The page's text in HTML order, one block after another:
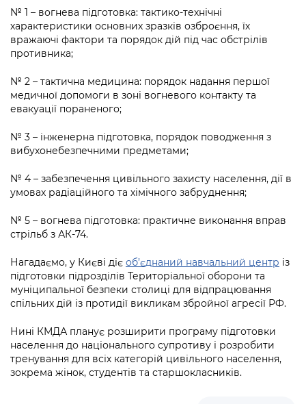
№ 1 – вогнева підготовка: тактико-технічні
характеристики основних зразків озброєння, їх
вражаючі фактори та порядок дій під час обстрілів
противника;
№ 2 – тактична медицина: порядок надання першої
медичної допомоги в зоні вогневого контакту та
евакуації пораненого;
№ 3 – інженерна підготовка, порядок поводження з
вибухонебезпечними предметами;
№ 4 – забезпечення цивільного захисту населення, дії в
умовах радіаційного та хімічного забруднення;
№ 5 – вогнева підготовка: практичне виконання вправ
стрільб з АК-74.
Нагадаємо, у Києві діє об’єднаний навчальний центр із
підготовки підрозділів Територіальної оборони та
муніципальної безпеки столиці для відпрацювання
спільних дій із протидії викликам збройної агресії РФ.
Нині КМДА планує розширити програму підготовки
населення до національного супротиву і розробити
тренування для всіх категорій цивільного населення,
зокрема жінок, студентів та старшокласників.